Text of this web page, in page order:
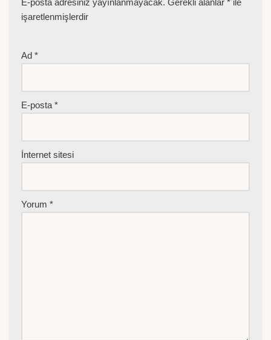
E-posta adresiniz yayınlanmayacak. Gerekli alanlar * ile
işaretlenmişlerdir
Ad *
E-posta *
İnternet sitesi
Yorum *